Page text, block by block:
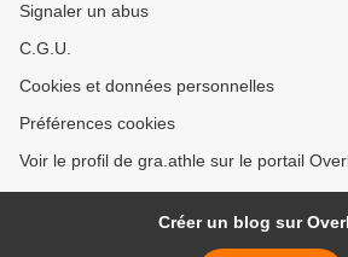
Signaler un abus
C.G.U.
Cookies et données personnelles
Préférences cookies
Voir le profil de gra.athle sur le portail
Créer un blog sur